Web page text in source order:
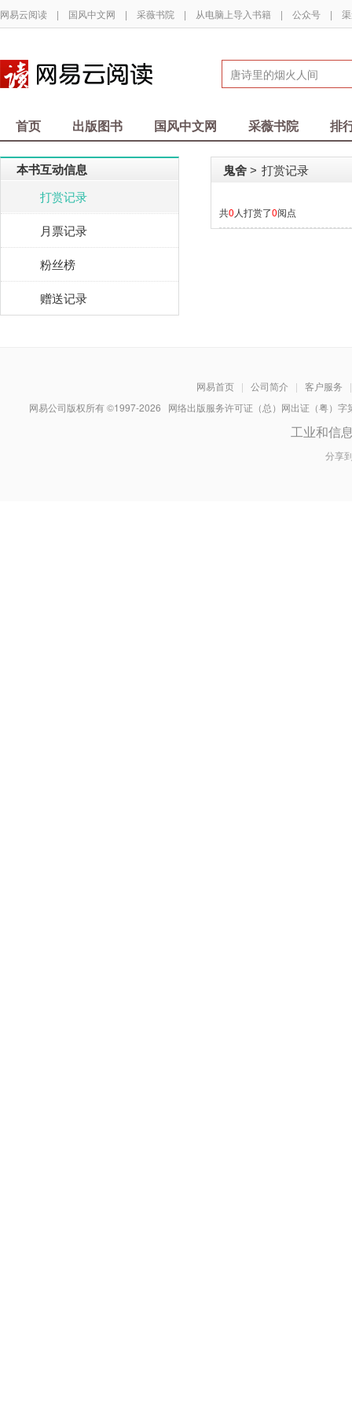
网易云阅读 | 国风中文网 | 采薇书院 | 从电脑上导入书籍 | 公众号 |
首页 出版图书 国风中文网 采薇书院 排
本书互动信息
打赏记录
月票记录
粉丝榜
赠送记录
鬼舍 > 打赏记录
共0 人打赏了0阅点
网易首页 | 公司简介 | 客户服务
|
网易公司版权所有 ©1997-2026 网络出版服务许可证（总）网出证（粤）
工业和信
分享